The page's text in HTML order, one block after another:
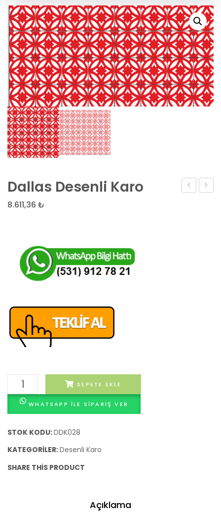
Dallas Desenli Karo
8.611,36 ₺
Dallas
Desenli
Karo
SEPETE EKLE
WHATSAPP ILE SIPARIŞ VER
STOK KODU:DDK028
KATEGORILER:Desenli Karo
SHARE THIS PRODUCT
Açıklama